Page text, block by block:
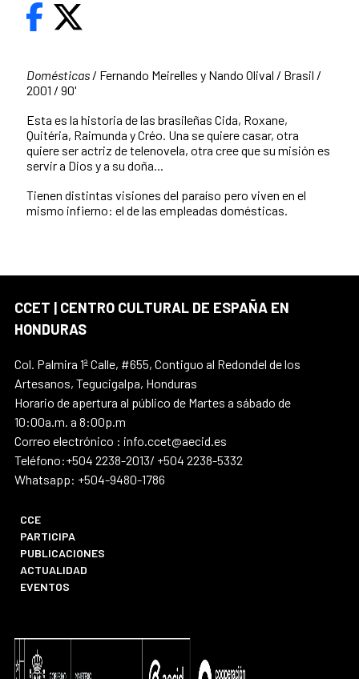
Domésticas / Fernando Meirelles y Nando Olival / Brasil /
2001 / 90'
Esta es la historia de las brasileñas Cida, Roxane,
Quitéria, Raimunda y Créo. Una se quiere casar, otra
quiere ser actriz de telenovela, otra cree que su misión es
servir a Dios y a su doña...
Tienen distintas visiones del paraíso pero viven en el
mismo infierno: el de las empleadas domésticas.
CCET | CENTRO CULTURAL DE ESPAÑA EN
HONDURAS
Col. Palmira 1ª Calle, #655, Contiguo al Redondel de los
Artesanos, Tegucigalpa, Honduras
Horario de apertura al público de Martes a sábado de
10:00a.m. a 8:00p.m
Correo electrónico : info.ccet@aecid.es
Teléfono:+504 2238-2013/ +504 2238-5332
Whatsapp: +504-9480-1786
CCE
PARTICIPA
PUBLICACIONES
ACTUALIDAD
EVENTOS